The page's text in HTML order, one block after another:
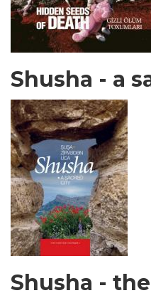
Shusha - a
Shusha -